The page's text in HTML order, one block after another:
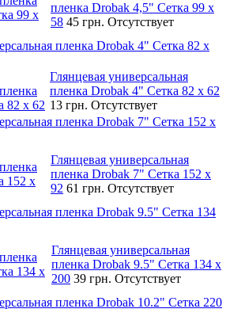
пленка Drobak 4,5" Сетка 99 x
58 45 грн. Отсутствует
пленка Drobak 4" Сетка 82 x
Глянцевая универсальная
пленка Drobak 4" Сетка 82 x 62
13 грн. Отсутствует
пленка Drobak 7" Сетка 152 x
Глянцевая универсальная
пленка Drobak 7" Сетка 152 x
92 61 грн. Отсутствует
пленка Drobak 9.5" Сетка 134
Глянцевая универсальная
пленка Drobak 9.5" Сетка 134 x
200 39 грн. Отсутствует
пленка Drobak 10.2" Сетка 220